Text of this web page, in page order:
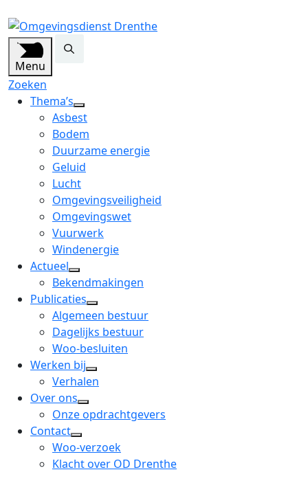
Menu
Zoeken
Thema’s
open
dropdown
menu
Asbest
Bodem
Duurzame energie
Geluid
Lucht
Omgevingsveiligheid
Omgevingswet
Vuurwerk
Windenergie
Actueel
open
dropdown
menu
Bekendmakingen
Publicaties
open
dropdown
menu
Algemeen bestuur
Dagelijks bestuur
Woo-besluiten
Werken bij
open
menu
Verhalen
Over ons
open
dropdown
menu
Onze opdrachtgevers
Contact
open
dropdown
Woo-verzoek
Klacht over OD Drenthe